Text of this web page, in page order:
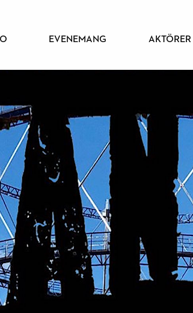
EVENEMANG AKTÖRER